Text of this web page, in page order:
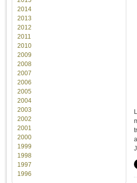
2014
2013
2012
2011
2010
2009
2008
2007
2006
2005
2004
2003
2002
2001
2000
1999
1998
1997
1996